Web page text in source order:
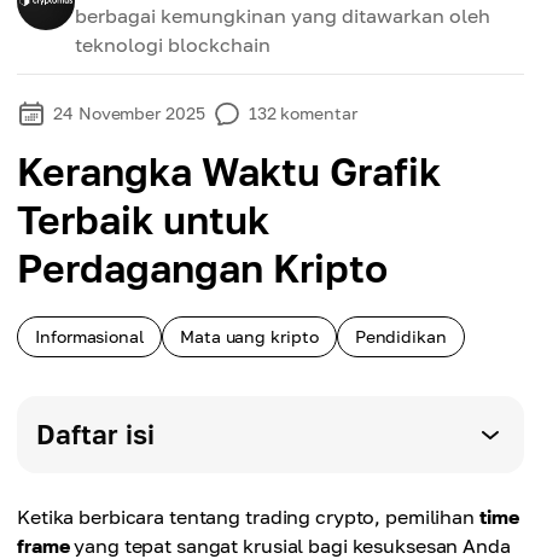
berbagai kemungkinan yang ditawarkan oleh
teknologi blockchain
24 November 2025 132 komentar
Kerangka Waktu Grafik
Terbaik untuk
Perdagangan Kripto
Informasional Mata uang kripto Pendidikan
Daftar isi
Ketika berbicara tentang trading crypto, pemilihan time
frameyang tepat sangat krusial bagi kesuksesan Anda